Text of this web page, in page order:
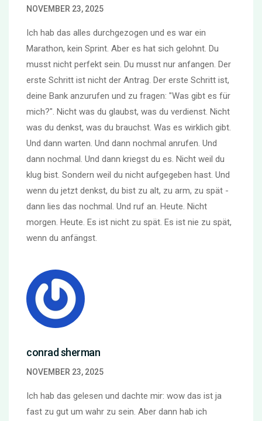
NOVEMBER 23, 2025
Ich hab das alles durchgezogen und es war ein
Marathon, kein Sprint. Aber es hat sich gelohnt. Du
musst nicht perfekt sein. Du musst nur anfangen. Der
erste Schritt ist nicht der Antrag. Der erste Schritt ist,
deine Bank anzurufen und zu fragen: "Was gibt es für
mich?". Nicht was du glaubst, was du verdienst. Nicht
was du denkst, was du brauchst. Was es wirklich gibt.
Und dann warten. Und dann nochmal anrufen. Und
dann nochmal. Und dann kriegst du es. Nicht weil du
klug bist. Sondern weil du nicht aufgegeben hast. Und
wenn du jetzt denkst, du bist zu alt, zu arm, zu spät -
dann lies das nochmal. Und ruf an. Heute. Nicht
morgen. Heute. Es ist nicht zu spät. Es ist nie zu spät,
wenn du anfängst.
conrad sherman
NOVEMBER 23, 2025
Ich hab das gelesen und dachte mir: wow das ist ja
fast zu gut um wahr zu sein. Aber dann hab ich